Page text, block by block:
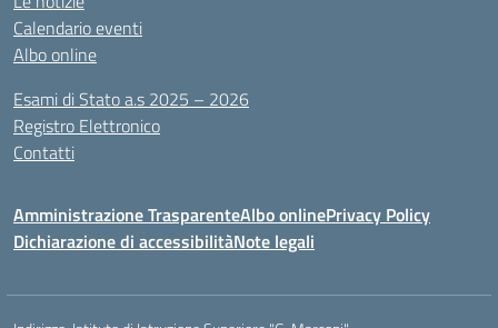
Calendario eventi
Albo online
Esami di Stato a.s 2025 – 2026
Registro Elettronico
Contatti
Amministrazione TrasparenteAlbo onlinePrivacy Policy
Dichiarazione di accessibilitàNote legali